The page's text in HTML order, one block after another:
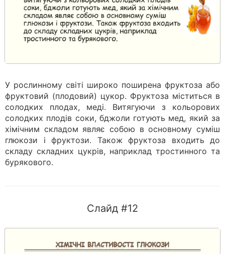
У рослинному світі широко поширена фруктоза або
фруктовий (плодовий) цукор. Фруктоза міститься в
солодких плодах, меді. Витягуючи з кольорових
солодких плодів соки, бджоли готують мед, який за
хімічним складом являє собою в основному суміш
глюкози і фруктози. Також фруктоза входить до
складу складних цукрів, наприклад тростинного та
бурякового.
Слайд #12